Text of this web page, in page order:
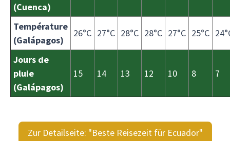
(Cuenca)
Température
(Galápagos)
26°C 27°C 28°C 28°C 27°C 25°C
Jours de
pluie
(Galápagos)
15 14 13 12 10 8 7
Zur Detailseite: "Beste Reisezeit für Ecuador"